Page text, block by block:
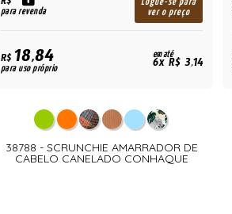
para revenda
Logue-se para
ver o preço
R$18,84
para uso próprio
em até
6x R$ 3,14
38788 - SCRUNCHIE AMARRADOR DE
CABELO CANELADO CONHAQUE